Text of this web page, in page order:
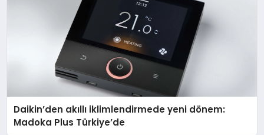
Daikin’den akıllı iklimlendirmede yeni dönem:
Madoka Plus Türkiye’de